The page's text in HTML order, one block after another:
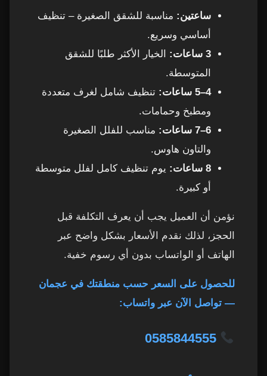
ساعتين: مناسبة للشقق الصغيرة – تنظيف
أساسي وسريع.
3 ساعات:
الخيار الأكثر طلبًا للشقق
المتوسطة.
4–5 ساعات:
تنظيف شامل لغرف متعددة
ومطبخ وحمامات.
6–7 ساعات:
مناسب للفلل الصغيرة
والتاون هاوس.
8 ساعات:
يوم تنظيف كامل لفلل متوسطة
أو كبيرة.
نؤمن أن العميل يجب أن يعرف التكلفة قبل
الحجز، لذلك نقدم الأسعار بشكل واضح عبر
الهاتف أو الواتساب بدون أي رسوم خفية.
للحصول على السعر حسب منطقتك في عجمان
— تواصل الآن عبر واتساب:
0585844555